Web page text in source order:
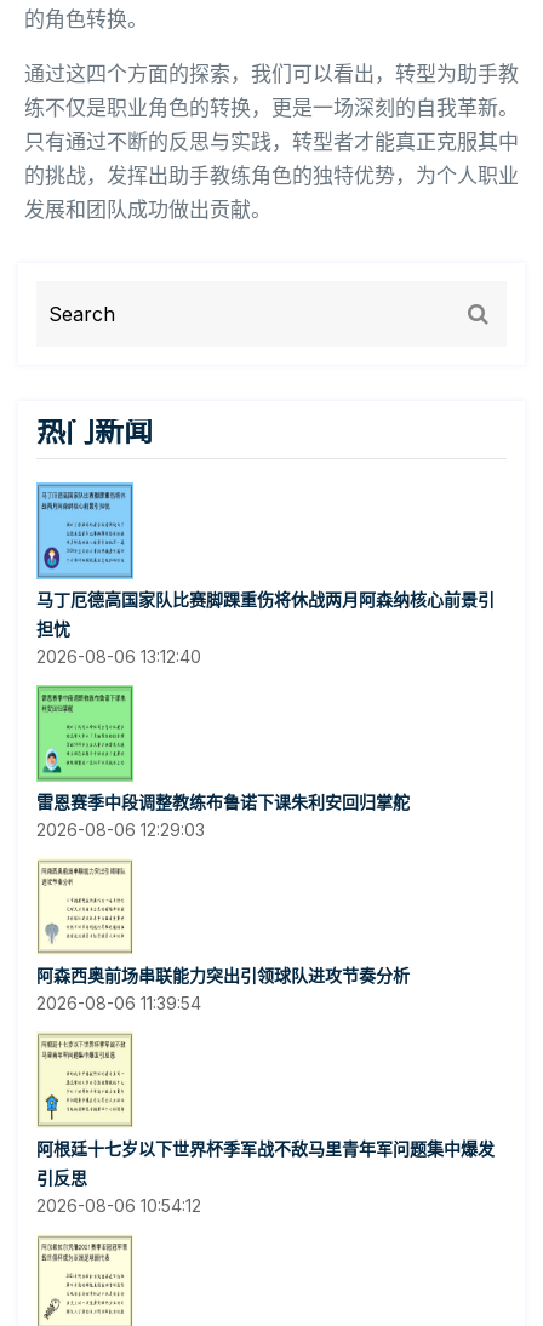
的角色转换。
通过这四个方面的探索，我们可以看出，转型为助手教
练不仅是职业角色的转换，更是一场深刻的自我革新。
只有通过不断的反思与实践，转型者才能真正克服其中
的挑战，发挥出助手教练角色的独特优势，为个人职业
发展和团队成功做出贡献。
热门新闻
马丁厄德高国家队比赛脚踝重伤将休战两月阿森纳核心前景引
担忧
2026-08-06 13:12:40
雷恩赛季中段调整教练布鲁诺下课朱利安回归掌舵
2026-08-06 12:29:03
阿森西奥前场串联能力突出引领球队进攻节奏分析
2026-08-06 11:39:54
阿根廷十七岁以下世界杯季军战不敌马里青年军问题集中爆发
引反思
2026-08-06 10:54:12